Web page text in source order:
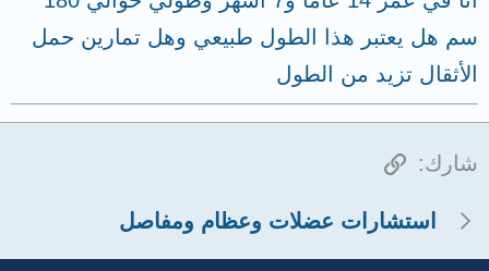
سم هل يعتبر هذا الطول طبيعي وهل تمارين حمل
الأثقال تزيد من الطول
شارك: الرابط
استشارات عضلات وعظام ومفاصل